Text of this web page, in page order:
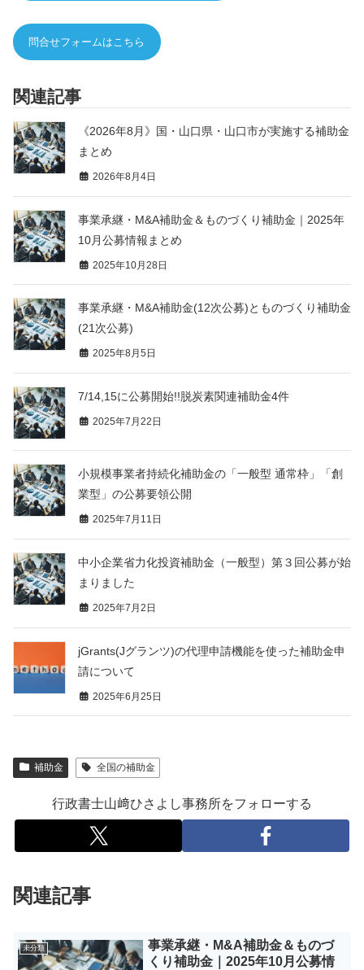
問合せフォームはこちら
関連記事
《2026年8月》国・山口県・山口市が実施する補助金
まとめ
2026年8月4日
事業承継・M&A補助金＆ものづくり補助金｜2025年
10月公募情報まとめ
2025年10月28日
事業承継・M&A補助金(12次公募)とものづくり補助金
(21次公募)
2025年8月5日
7/14,15に公募開始!!脱炭素関連補助金4件
2025年7月22日
小規模事業者持続化補助金の「一般型 通常枠」「創
業型」の公募要領公開
2025年7月11日
中小企業省力化投資補助金（一般型）第３回公募が始
まりました
2025年7月2日
jGrants(Jグランツ)の代理申請機能を使った補助金申
請について
2025年6月25日
補助金 全国の補助金
行政書士山﨑ひさよし事務所をフォローする
関連記事
未分類
事業承継・M&A補助金＆ものづ
くり補助金｜2025年10月公募情